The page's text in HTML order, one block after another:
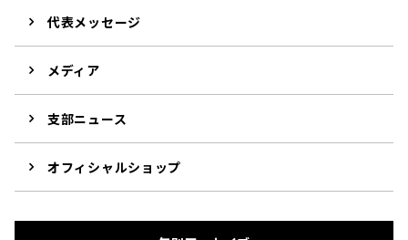
代表メッセージ
メディア
支部ニュース
オフィシャルショップ